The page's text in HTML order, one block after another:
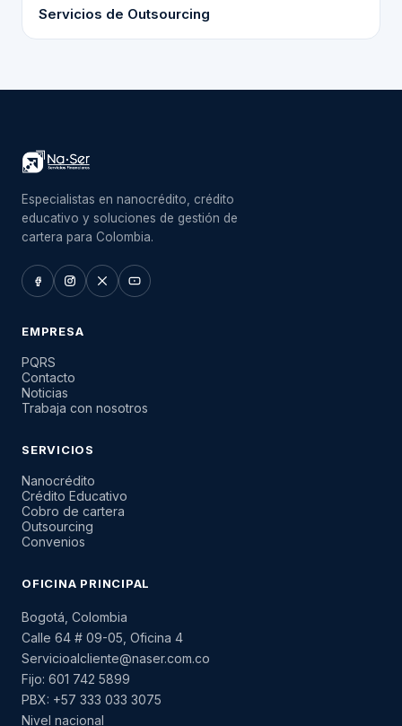
Servicios de Outsourcing
Especialistas en nanocrédito, crédito
educativo y soluciones de gestión de
cartera para Colombia.
EMPRESA
PQRS
Contacto
Noticias
Trabaja con nosotros
SERVICIOS
Nanocrédito
Crédito Educativo
Cobro de cartera
Outsourcing
Convenios
OFICINA PRINCIPAL
Bogotá, Colombia
Calle 64 # 09-05, Oficina 4
Servicioalcliente@naser.com.co
Fijo: 601 742 5899
PBX: +57 333 033 3075
Nivel nacional